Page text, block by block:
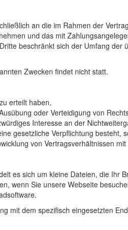
an die im Rahmen der
und das mit
beschränkt sich der Umfang der
Zwecken findet nicht statt.
erteilt haben,
oder Verteidigung von
Interesse an der
gesetzliche Verpflichtung besteht,
von Vertragsverhältnissen
es sich um kleine Dateien, die Ihr
wenn Sie unsere Webseite
mit dem spezifisch eingesetzten